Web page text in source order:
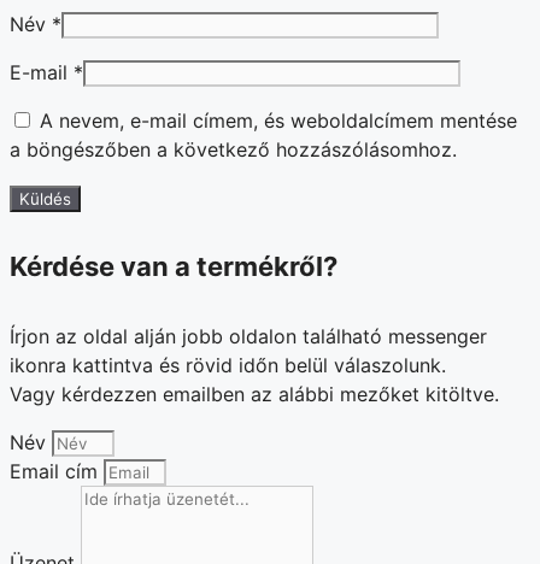
Név *
E-mail *
A nevem, e-mail címem, és weboldalcímem mentése
a böngészőben a következő hozzászólásomhoz.
Kérdése van a termékről?
Írjon az oldal alján jobb oldalon található messenger
ikonra kattintva és rövid időn belül válaszolunk.
Vagy kérdezzen emailben az alábbi mezőket kitöltve.
Név
Email cím